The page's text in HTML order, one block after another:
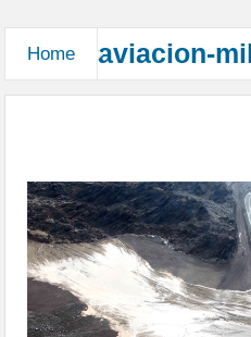
Home aviacion-
norte07